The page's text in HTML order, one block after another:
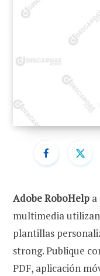
Adobe RoboHelp
multimedia
plantillas
strong. Publique
PDF, aplicación